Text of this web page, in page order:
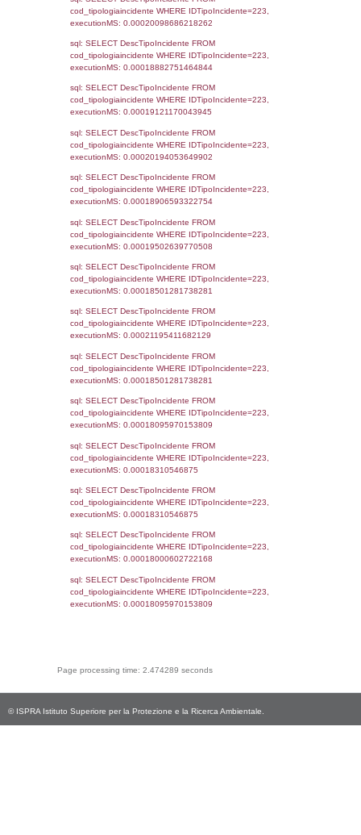
(f_territori_limitrofi.IDTipoTerritorio =
cod_territori_tipologia.IDTerritorioTP)
(((f_territori_limitrofi.IDNotifica)=4157) AND
((f_territori_limitrofi.IDTipoTerritorio)=8)),
0.06777811050415
sql: SELECT
reg_f_territori_limitrofi.Direzione,
reg_f_territori_limitrofi.Denominazione,
_limitrofi.DescAltro FROM
JOIN cod_territori_tipologia ON
(reg_f_territori_limitrofi.IDTipologiaTerritorio =
cod_territori_tipologia.IDTipologiaTerritorio)
(reg_f_territori_limitrofi.IDTipoTerritorio =
cod_territori_tipologia.IDTerritorioTP)
0.018571138381958
sql: SELECT f_territori_limitrofi.Distanza,
f_territori_limitrofi.Direzione,
f_territori_limitrofi.Denominazione,
rofi.DescAltro FROM f_territori_limitrofi
cod_territori_tipologia ON
cod_territori_tipologia.IDTipologiaTerritorio)
(f_territori_limitrofi.IDTipoTerritorio =
cod_territori_tipologia.IDTerritorioTP)
(((f_territori_limitrofi.IDNotifica)=4157) AND
((f_territori_limitrofi.IDTipoTerritorio)=9)),
0.067701101303101
JOIN cod_territori_tipologia ON